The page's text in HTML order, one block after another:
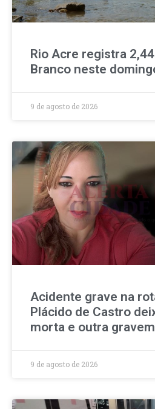
Rio Acre registra
Branco neste
9 de agosto de 2026
Acidente grave na
Plácido de Castro
morta e outra
9 de agosto de 2026